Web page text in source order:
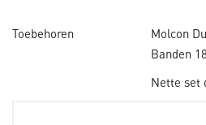
Toebehoren
Molcon
Banden
Nette set